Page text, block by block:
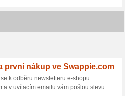
obchodu.
slevy a